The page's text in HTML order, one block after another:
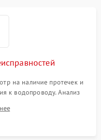
на наличие протечек и
к водопроводу. Анализ
нагрева, вращения
системы защиты